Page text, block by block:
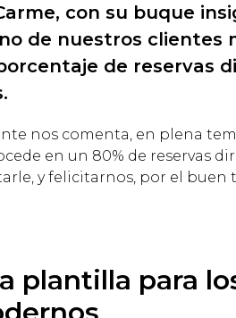
con su buque
de nuestros clientes
de reservas
nos comenta, en plena
en un 80% de reservas
y felicitarnos, por el buen
plantilla para